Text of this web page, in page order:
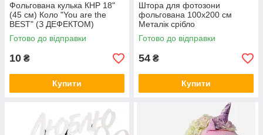
Фольгована кулька КНР 18"
(45 см) Коло "You are the
BEST" (З ДЕФЕКТОМ)
Готово до відправки
10 ₴
Купити
Штора для фотозони
фольгована 100х200 см
Металік срібло
Готово до відправки
54 ₴
Купити